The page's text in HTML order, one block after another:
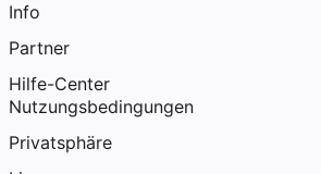
Info
Partner
Hilfe-Center
Nutzungsbedingungen
Privatsphäre